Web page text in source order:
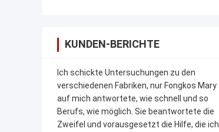
KUNDEN-BERICHTE
Ich schickte Untersuchungen zu den
verschiedenen Fabriken, nur Fongkos Mary
auf mich antwortete, wie schnell und so
Berufs, wie möglich. Sie beantwortete die
Zweifel und vorausgesetzt die Hilfe, die ich